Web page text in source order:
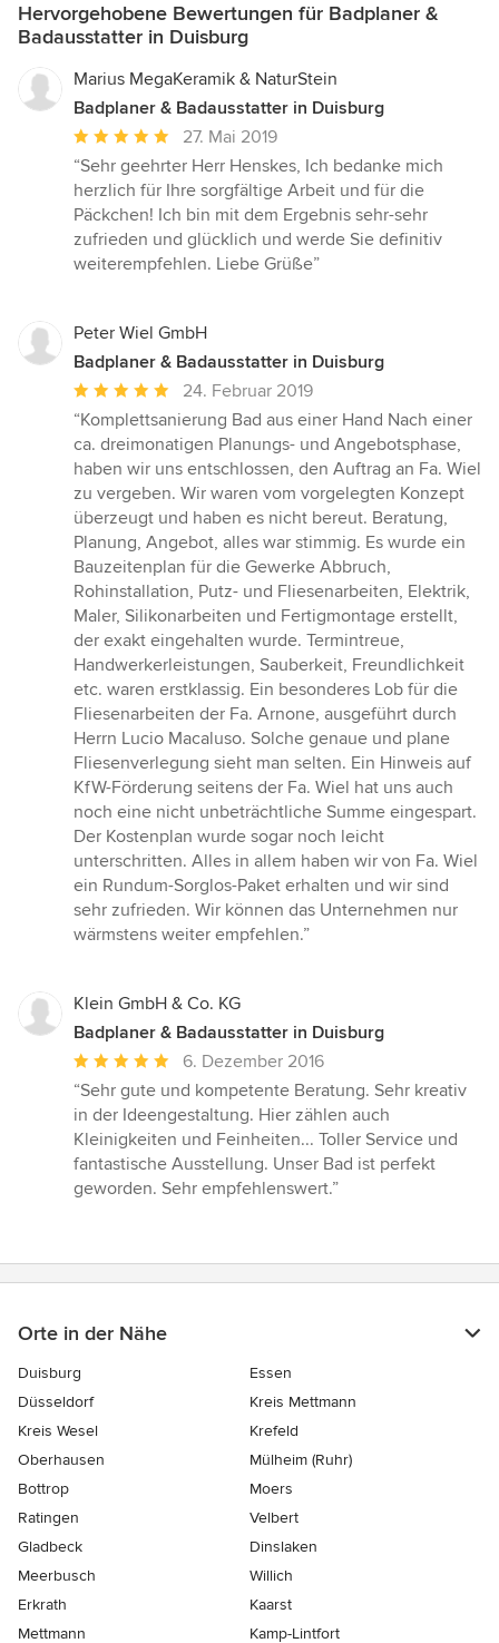
Hervorgehobene Bewertungen für Badplaner &
Badausstatter in Duisburg
Marius MegaKeramik & NaturStein
Badplaner & Badausstatter in Duisburg
Durchschnittliche
Bewertung:
5
von
5
Sternen
27. Mai 2019
“Sehr geehrter Herr Henskes, Ich bedanke mich
herzlich für Ihre sorgfältige Arbeit und für die
Päckchen! Ich bin mit dem Ergebnis sehr-sehr
zufrieden und glücklich und werde Sie definitiv
weiterempfehlen. Liebe Grüße”
Peter Wiel GmbH
Badplaner & Badausstatter in Duisburg
Durchschnittliche
Bewertung:
5
von
5
Sternen
24. Februar 2019
“Komplettsanierung Bad aus einer Hand Nach einer
ca. dreimonatigen Planungs- und Angebotsphase,
haben wir uns entschlossen, den Auftrag an Fa. Wiel
zu vergeben. Wir waren vom vorgelegten Konzept
überzeugt und haben es nicht bereut. Beratung,
Planung, Angebot, alles war stimmig. Es wurde ein
Bauzeitenplan für die Gewerke Abbruch,
Rohinstallation, Putz- und Fliesenarbeiten, Elektrik,
Maler, Silikonarbeiten und Fertigmontage erstellt,
der exakt eingehalten wurde. Termintreue,
Handwerkerleistungen, Sauberkeit, Freundlichkeit
etc. waren erstklassig. Ein besonderes Lob für die
Fliesenarbeiten der Fa. Arnone, ausgeführt durch
Herrn Lucio Macaluso. Solche genaue und plane
Fliesenverlegung sieht man selten. Ein Hinweis auf
KfW-Förderung seitens der Fa. Wiel hat uns auch
noch eine nicht unbeträchtliche Summe eingespart.
Der Kostenplan wurde sogar noch leicht
unterschritten. Alles in allem haben wir von Fa. Wiel
ein Rundum-Sorglos-Paket erhalten und wir sind
sehr zufrieden. Wir können das Unternehmen nur
wärmstens weiter empfehlen.”
Klein GmbH & Co. KG
Badplaner & Badausstatter in Duisburg
Durchschnittliche
Bewertung:
5
von
5
Sternen
6. Dezember 2016
“Sehr gute und kompetente Beratung. Sehr kreativ
in der Ideengestaltung. Hier zählen auch
Kleinigkeiten und Feinheiten... Toller Service und
fantastische Ausstellung. Unser Bad ist perfekt
geworden. Sehr empfehlenswert.”
Orte in der Nähe
Duisburg
Essen
Düsseldorf
Kreis Mettmann
Kreis Wesel
Krefeld
Oberhausen
Mülheim (Ruhr)
Bottrop
Moers
Ratingen
Velbert
Gladbeck
Dinslaken
Meerbusch
Willich
Erkrath
Kaarst
Mettmann
Kamp-Lintfort